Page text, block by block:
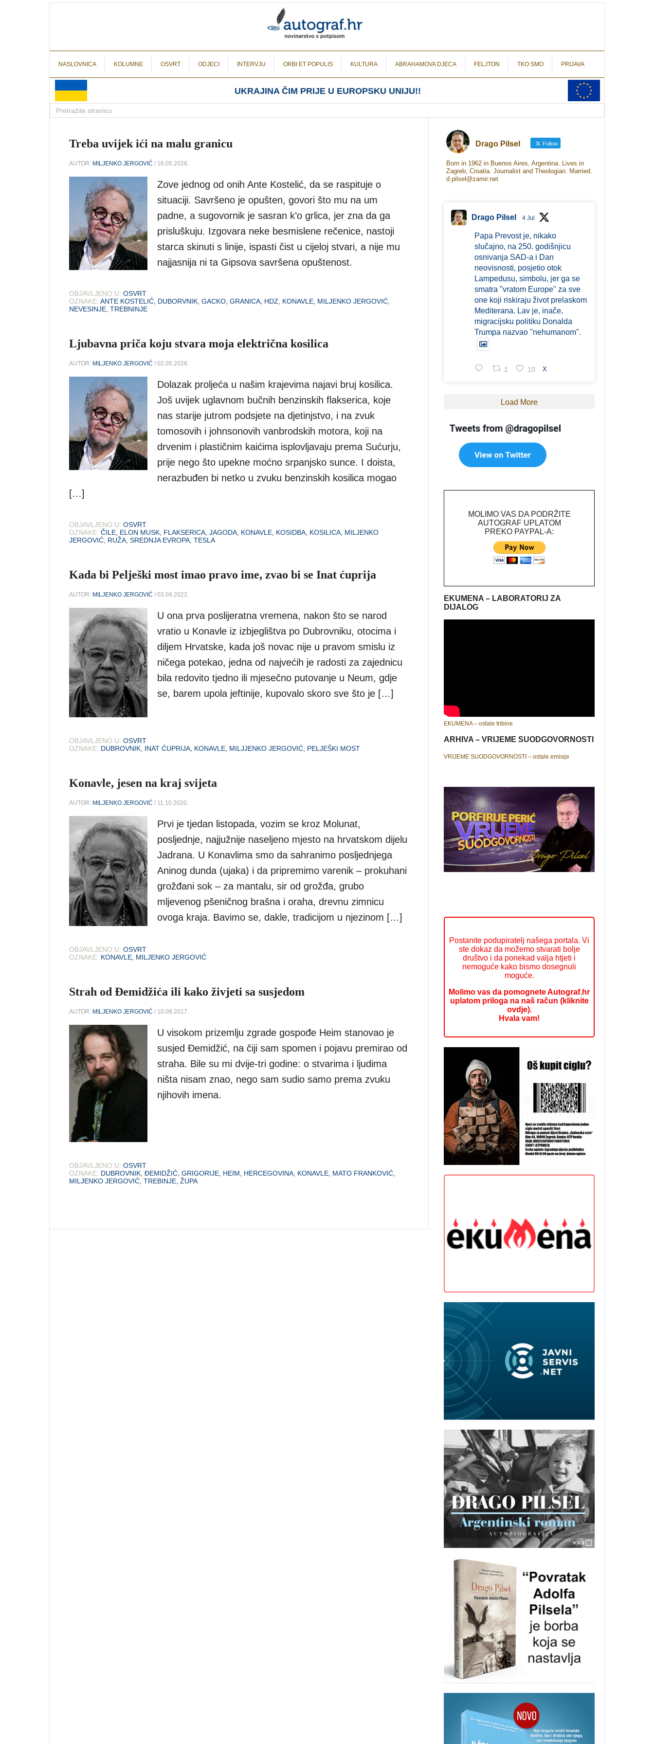
NASLOVNICA KOLUMNE OSVRT ODJECI INTERVJU ORBI ET POPULIS KULTURA ABRAHAMOVA DJECA FELJTON TKO SMO PRIJAVA
UKRAJINA ČIM PRIJE U EUROPSKU UNIJU!!
Treba uvijek ići na malu granicu
AUTOR: MILJENKO JERGOVIĆ / 16.05.2026.
Zove jednog od onih Ante Kostelić, da se raspituje o
situaciji. Savršeno je opušten, govori što mu na um
padne, a sugovornik je sasran k’o grlica, jer zna da ga
prisluškuju. Izgovara neke besmislene rečenice, nastoji
starca skinuti s linije, ispasti čist u cijeloj stvari, a nije mu
najjasnija ni ta Gipsova savršena opuštenost.
OBJAVLJENO U: OSVRT
OZNAKE: ANTE KOSTELIĆ DUBORVNIK GACKO GRANICA HDZ KONAVLE MILJENKO JERGOVIĆ
NEVESINJE TREBNINJE
Ljubavna priča koju stvara moja električna kosilica
AUTOR: MILJENKO JERGOVIĆ / 02.05.2026.
Dolazak proljeća u našim krajevima najavi bruj kosilica.
Još uvijek uglavnom bučnih benzinskih flakserica, koje
nas starije jutrom podsjete na djetinjstvo, i na zvuk
tomosovih i johnsonovih vanbrodskih motora, koji na
drvenim i plastičnim kaićima isplovljavaju prema Sućurju,
prije nego što upekne moćno srpanjsko sunce. I doista,
nerazbuđen bi netko u zvuku benzinskih kosilica mogao
[…]
OBJAVLJENO U: OSVRT
OZNAKE: ČILE ELON MUSK FLAKSERICA JAGODA KONAVLE KOSIDBA KOSILICA MILJENKO
JERGOVIĆ RUŽA SREDNJA EVROPA TESLA
Kada bi Pelješki most imao pravo ime, zvao bi se Inat ćuprija
AUTOR: MILJENKO JERGOVIĆ / 03.09.2022.
U ona prva poslijeratna vremena, nakon što se narod
vratio u Konavle iz izbjeglištva po Dubrovniku, otocima i
diljem Hrvatske, kada još novac nije u pravom smislu iz
ničega potekao, jedna od najvećih je radosti za zajednicu
bila redovito tjedno ili mjesečno putovanje u Neum, gdje
se, barem upola jeftinije, kupovalo skoro sve što je […]
OBJAVLJENO U: OSVRT
OZNAKE: DUBROVNIK, INAT ĆUPRIJA, KONAVLE, MILJJENKO JERGOVIĆ, PELJEŠKI MOST
Konavle, jesen na kraj svijeta
AUTOR: MILJENKO JERGOVIĆ / 11.10.2020.
Prvi je tjedan listopada, vozim se kroz Molunat,
posljednje, najjužnije naseljeno mjesto na hrvatskom dijelu
Jadrana. U Konavlima smo da sahranimo posljednjega
Aninog dunda (ujaka) i da pripremimo varenik – prokuhani
grožđani sok – za mantalu, sir od grožđa, grubo
mljevenog pšeničnog brašna i oraha, drevnu zimnicu
ovoga kraja. Bavimo se, dakle, tradicijom u njezinom […]
OBJAVLJENO U: OSVRT
OZNAKE: KONAVLE MILJENKO JERGOVIĆ
Strah od Đemidžića ili kako živjeti sa susjedom
AUTOR: MILJENKO JERGOVIĆ / 10.09.2017.
U visokom prizemlju zgrade gospođe Heim stanovao je
susjed Đemidžić, na čiji sam spomen i pojavu premirao od
straha. Bile su mi dvije-tri godine: o stvarima i ljudima
ništa nisam znao, nego sam sudio samo prema zvuku
njihovih imena.
OBJAVLJENO U: OSVRT
OZNAKE: DUBROVNIK, ĐEMIDŽIĆ, GRIGORIJE, HEIM, HERCEGOVINA, KONAVLE, MATO FRANKOVIĆ,
MILJENKO JERGOVIĆ, TREBINJE, ŽUPA
Drago Pilsel Follow
Born in 1962 in Buenos Aires, Argentina. Lives in
Zagreb, Croatia. Journalist and Theologian. Married.
d.pilsel@zamir.net
Drago Pilsel 4 Jul
Papa Prevost je, nikako
slučajno, na 250. godišnjicu
osnivanja SAD-a i Dan
neovisnosti, posjetio otok
Lampedusu, simbolu, jer ga se
smatra "vratom Europe" za sve
one koji riskiraju život prelaskom
Mediterana. Lav je, inače,
migracijsku politiku Donalda
Trumpa nazvao "nehumanom".
1 10 X
Load More
MOLIMO VAS DA PODRŽITE
AUTOGRAF UPLATOM
PREKO PAYPAL-A:
EKUMENA – LABORATORIJ ZA
DIJALOG
EKUMENA – ostale tribine
ARHIVA – VRIJEME SUODGOVORNOSTI
VRIJEME SUODGOVORNOSTI – ostale emisije
Postanite podupiratelj našega portala. Vi
ste dokaz da možemo stvarati bolje
društvo i da ponekad valja htjeti i
nemoguće kako bismo dosegnuli
moguće.
Molimo vas da pomognete Autograf.hr
uplatom priloga na naš račun (kliknite
ovdje).
Hvala vam!